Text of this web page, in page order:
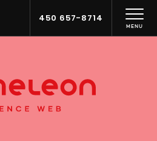
MENU
450 657-8714